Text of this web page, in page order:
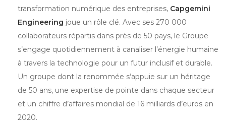
transformation numérique des entreprises, Capgemini
Engineering joue un rôle clé. Avec ses 270 000
collaborateurs répartis dans près de 50 pays, le Groupe
s’engage quotidiennement à canaliser l’énergie humaine
à travers la technologie pour un futur inclusif et durable.
Un groupe dont la renommée s’appuie sur un héritage
de 50 ans, une expertise de pointe dans chaque secteur
et un chiffre d’affaires mondial de 16 milliards d’euros en
2020.